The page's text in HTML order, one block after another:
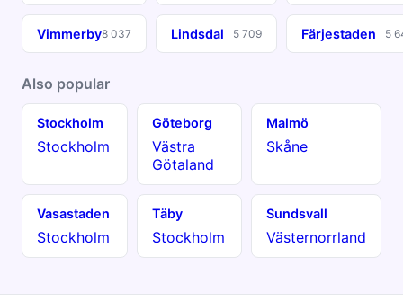
Vimmerby8 037 Lindsdal 5 709 Färjestaden 5
Also popular
Stockholm
Stockholm
Göteborg
Västra
Götaland
Malmö
Skåne
Vasastaden
Stockholm
Täby
Stockholm
Sundsvall
Västernorrland